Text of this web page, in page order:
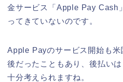
金サービス「Apple Pay Cash
ってきていないのです。
Apple Payのサービス開始も米
後だったこともあり、後払い
十分考えられますね。